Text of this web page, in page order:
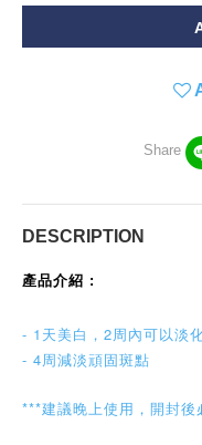
Share
DESCRIPTION
產品介紹 :
- 1天美白 ， 2周內可以淡
- 4周減淡頑固斑點
***建議晚上使用，開封